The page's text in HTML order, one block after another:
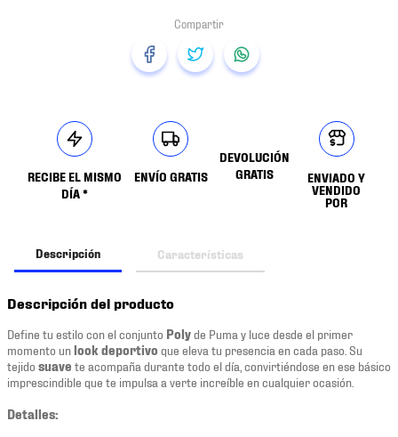
RECIBE EL MISMO
DÍA *
ENVÍO GRATIS
DEVOLUCIÓN
GRATIS
ENVIADO Y
VENDIDO
POR
Descripción Características
Descripción del producto
Define tu estilo con el conjunto Polyde Puma y luce desde el primer
momento unlook deportivo que eleva tu presencia en cada paso. Su
tejido suave te acompaña durante todo el día, convirtiéndose en ese básico
imprescindible que te impulsa a verte increíble en cualquier ocasión.
Detalles: